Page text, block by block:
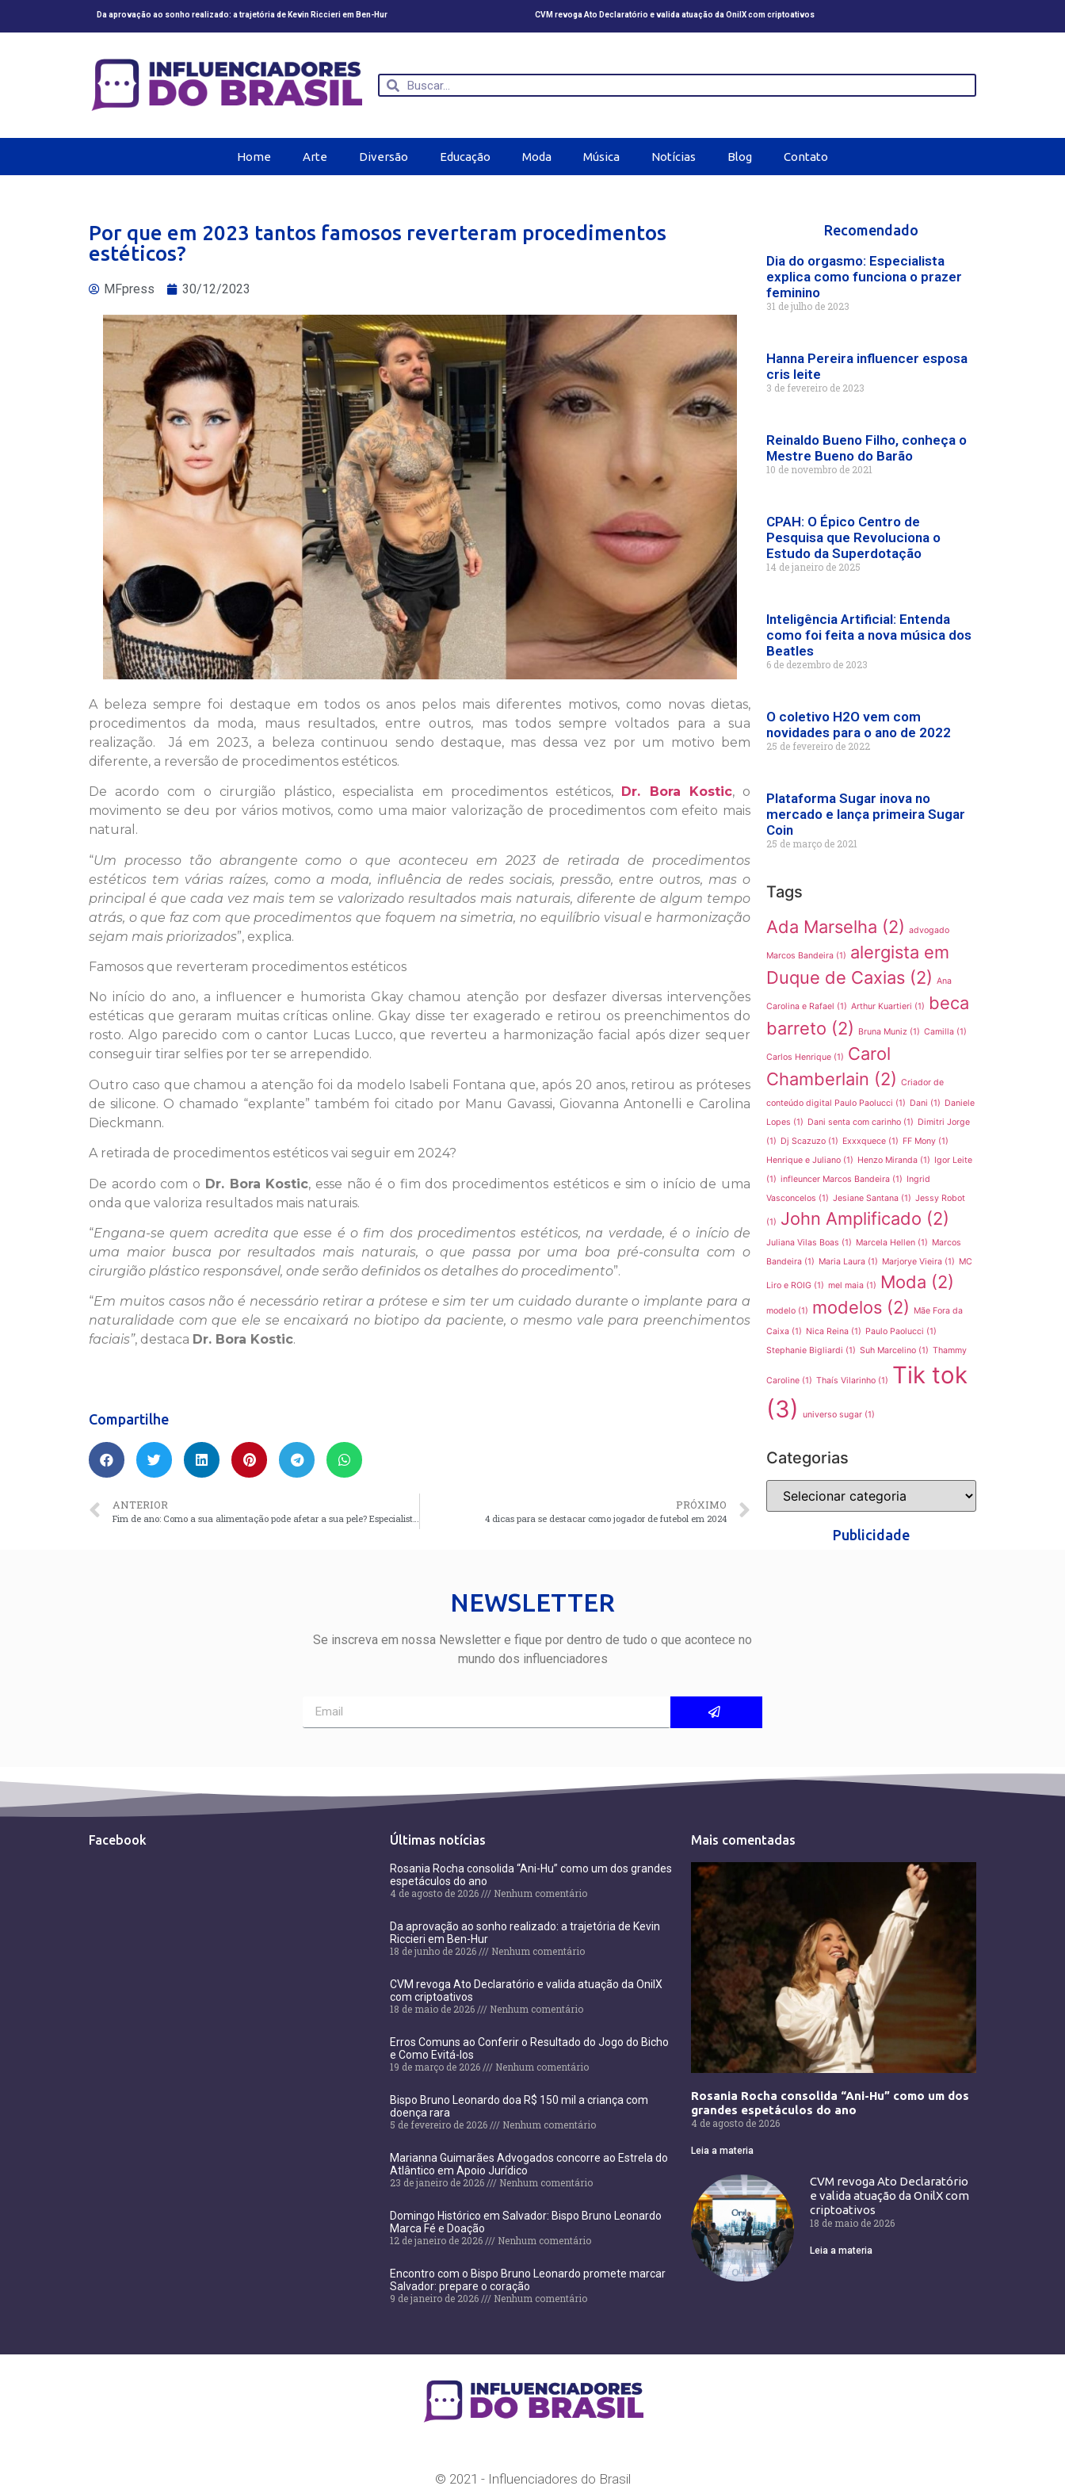
Da aprovação ao sonho realizado: a trajetória de Kevin Riccieri em Ben-Hur CVM revoga Ato Declaratório e valida atuação da OnilX com criptoativos
Home Arte Diversão Educação Moda Música Notícias Blog Contato
Por que em 2023 tantos famosos reverteram procedimentos
estéticos?
MFpress 30/12/2023
A beleza sempre foi destaque em todos os anos pelos mais diferentes motivos, como novas dietas,
procedimentos da moda, maus resultados, entre outros, mas todos sempre voltados para a sua
realização. Já em 2023, a beleza continuou sendo destaque, mas dessa vez por um motivo bem
diferente, a reversão de procedimentos estéticos.
De acordo com o cirurgião plástico, especialista em procedimentos estéticos, Dr. Bora Kostic, o
movimento se deu por vários motivos, como uma maior valorização de procedimentos com efeito mais
natural.
“Um processo tão abrangente como o que aconteceu em 2023 de retirada de procedimentos
estéticos tem várias raízes, como a moda, influência de redes sociais, pressão, entre outros, mas o
principal é que cada vez mais tem se valorizado resultados mais naturais, diferente de algum tempo
atrás, o que faz com que procedimentos que foquem na simetria, no equilíbrio visual e harmonização
sejam mais priorizados”, explica.
Famosos que reverteram procedimentos estéticos
No início do ano, a influencer e humorista Gkay chamou atenção por desfazer diversas intervenções
estéticas que geraram muitas críticas online. Gkay disse ter exagerado e retirou os preenchimentos do
rosto. Algo parecido com o cantor Lucas Lucco, que reverteu a harmonização facial após dizer sequer
conseguir tirar selfies por ter se arrependido.
Outro caso que chamou a atenção foi da modelo Isabeli Fontana que, após 20 anos, retirou as próteses
de silicone. O chamado “explante” também foi citado por Manu Gavassi, Giovanna Antonelli e Carolina
Dieckmann.
A retirada de procedimentos estéticos vai seguir em 2024?
De acordo com o Dr. Bora Kostic, esse não é o fim dos procedimentos estéticos e sim o início de uma
onda que valoriza resultados mais naturais.
“Engana-se quem acredita que esse é o fim dos procedimentos estéticos, na verdade, é o início de
uma maior busca por resultados mais naturais, o que passa por uma boa pré-consulta com o
cirurgião plástico responsável, onde serão definidos os detalhes do procedimento”.
“Em muitos casos não é necessário retirar a prótese e sim ter um cuidado durante o implante para a
naturalidade com que ele se encaixará no biotipo da paciente, o mesmo vale para preenchimentos
faciais”, destaca Dr. Bora Kostic.
Compartilhe
ANTERIOR PRÓXIMO
4 dicas para se destacar como jogador de futebol em 2024
Recomendado
Dia do orgasmo: Especialista
explica como funciona o prazer
feminino
31 de julho de 2023
Hanna Pereira influencer esposa
cris leite
3 de fevereiro de 2023
Reinaldo Bueno Filho, conheça o
Mestre Bueno do Barão
10 de novembro de 2021
CPAH: O Épico Centro de
Pesquisa que Revoluciona o
Estudo da Superdotação
14 de janeiro de 2025
Inteligência Artificial: Entenda
como foi feita a nova música dos
Beatles
6 de dezembro de 2023
O coletivo H2O vem com
novidades para o ano de 2022
25 de fevereiro de 2022
Plataforma Sugar inova no
mercado e lança primeira Sugar
Coin
25 de março de 2021
Tags
Ada Marselha (2) advogado
Marcos Bandeira (1) alergista em
Duque de Caxias (2) Ana
Carolina e Rafael (1) Arthur Kuartieri (1)
beca
barreto (2) Bruna Muniz (1) Camilla (1)
Carlos Henrique (1) Carol
Chamberlain (2) Criador de
conteúdo digital Paulo Paolucci (1) Dani (1) Daniele
Lopes (1) Dani senta com carinho (1) Dimitri Jorge
(1) Dj Scazuzo (1) Exxxquece (1) FF Mony (1)
Henrique e Juliano (1) Henzo Miranda (1) Igor Leite
(1) infleuncer Marcos Bandeira (1) Ingrid
Vasconcelos (1) Jesiane Santana (1) Jessy Robot
(1) John Amplificado (2)
Juliana Vilas Boas (1) Marcela Hellen (1) Marcos
Bandeira (1) Maria Laura (1) Marjorye Vieira (1) MC
Liro e ROIG (1) mel maia (1) Moda (2)
modelo (1) modelos (2)
Mãe Fora da
Caixa (1) Nica Reina (1) Paulo Paolucci (1)
Stephanie Bigliardi (1) Suh Marcelino (1) Thammy
Caroline (1) Thaís Vilarinho (1) Tik tok
(3)
universo sugar (1)
Categorias
Publicidade
NEWSLETTER
Se inscreva em nossa Newsletter e fique por dentro de tudo o que acontece no
mundo dos influenciadores
Facebook Últimas notícias
Rosania Rocha consolida “Ani-Hu” como um dos grandes
espetáculos do ano
4 de agosto de 2026
Nenhum comentário
Da aprovação ao sonho realizado: a trajetória de Kevin
Riccieri em Ben-Hur
18 de junho de 2026
Nenhum comentário
CVM revoga Ato Declaratório e valida atuação da OnilX
com criptoativos
18 de maio de 2026
Nenhum comentário
Erros Comuns ao Conferir o Resultado do Jogo do Bicho
e Como Evitá-los
19 de março de 2026
Nenhum comentário
Bispo Bruno Leonardo doa R$ 150 mil a criança com
doença rara
5 de fevereiro de 2026
Nenhum comentário
Marianna Guimarães Advogados concorre ao Estrela do
Atlântico em Apoio Jurídico
23 de janeiro de 2026
Nenhum comentário
Domingo Histórico em Salvador: Bispo Bruno Leonardo
Marca Fé e Doação
12 de janeiro de 2026
Nenhum comentário
Encontro com o Bispo Bruno Leonardo promete marcar
Salvador: prepare o coração
9 de janeiro de 2026
Nenhum comentário
Mais comentadas
Rosania Rocha consolida “Ani-Hu” como um dos
grandes espetáculos do ano
4 de agosto de 2026
Leia a materia
CVM revoga Ato Declaratório
e valida atuação da OnilX com
criptoativos
18 de maio de 2026
Leia a materia
© 2021 - Influenciadores do Brasil